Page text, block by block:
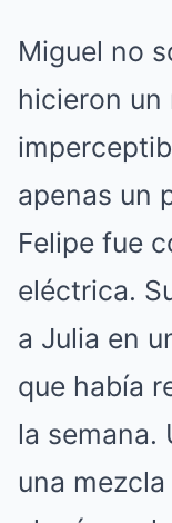
Miguel no
hicieron
apenas un
Felipe fue
eléctrica.
a Julia en
que había
la semana.
una